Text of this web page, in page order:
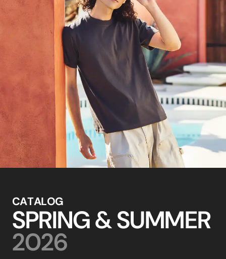
CATALOG
SPRING&SUMMER
2026